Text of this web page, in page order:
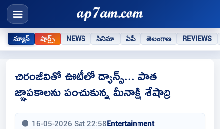
న్యూస్ షార్ట్స్ NEWS సినిమా ఏపీ తెలంగాణ REVIEWS
చిరంజీవితో ఊటీలో డ్యాన్స్... పాత
జ్ఞాపకాలను పంచుకున్న మీనాక్షి శేషాద్రి
16-05-2026 Sat 22:58Entertainment